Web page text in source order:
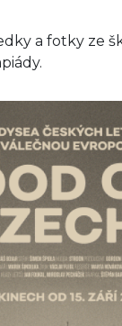
a fotky ze